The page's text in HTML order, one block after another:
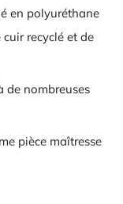
en polyuréthane
recyclé et de
de nombreuses
pièce maîtresse